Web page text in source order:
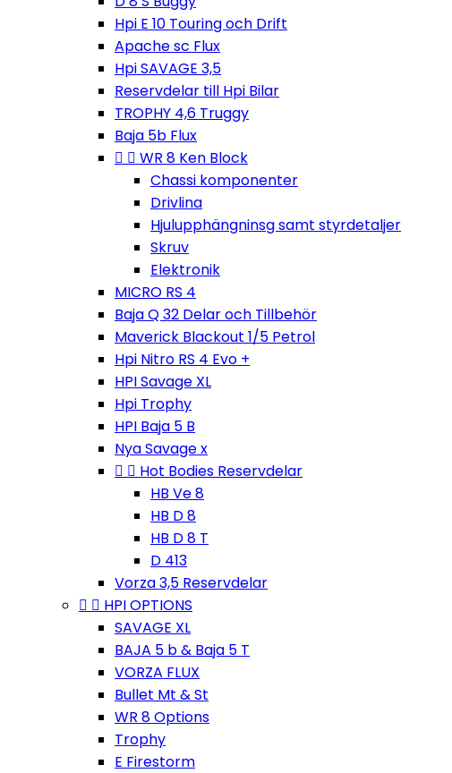
Hpi E 10 Touring och Drift
Apache sc Flux
Hpi SAVAGE 3,5
Reservdelar till Hpi Bilar
TROPHY 4,6 Truggy
Baja 5b Flux
  WR 8 Ken Block
Chassi komponenter
Drivlina
Hjulupphängninsg samt styrdetaljer
Skruv
Elektronik
MICRO RS 4
Baja Q 32 Delar och Tillbehör
Maverick Blackout 1/5 Petrol
Hpi Nitro RS 4 Evo +
HPI Savage XL
Hpi Trophy
HPI Baja 5 B
Nya Savage x
  Hot Bodies Reservdelar
HB Ve 8
HB D 8
HB D 8 T
D 413
Vorza 3,5 Reservdelar
  HPI OPTIONS
SAVAGE XL
BAJA 5 b & Baja 5 T
VORZA FLUX
Bullet Mt & St
WR 8 Options
Trophy
E Firestorm